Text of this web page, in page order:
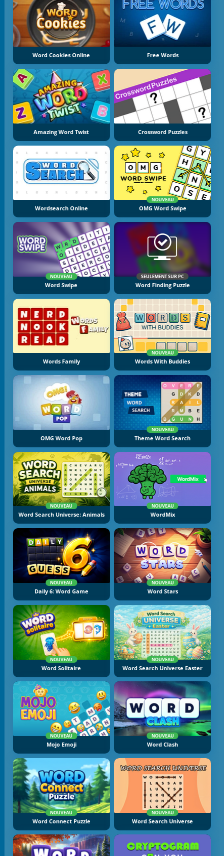
Word Cookies Online Free Words
Amazing Word Twist Crossword Puzzles
Wordsearch Online
NOUVEAU
OMG Word Swipe
NOUVEAU
Word Swipe
SEULEMENT SUR PC
Word Finding Puzzle
Words Family
NOUVEAU
Words With Buddies
OMG Word Pop
NOUVEAU
Theme Word Search
NOUVEAU
Word Search Universe: Animals
NOUVEAU
WordMix
NOUVEAU
Daily 6: Word Game
NOUVEAU
Word Stars
NOUVEAU
Word Solitaire
NOUVEAU
Word Search Universe Easter
NOUVEAU
Mojo Emoji
NOUVEAU
Word Clash
NOUVEAU
Word Connect Puzzle
NOUVEAU
Word Search Universe